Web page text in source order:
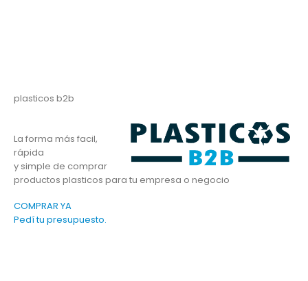
plasticos b2b
La forma más facil,
rápida
y simple de comprar
productos plasticos para tu empresa o negocio
COMPRAR YA
Pedí tu presupuesto.